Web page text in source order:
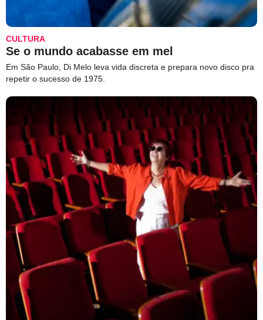
CULTURA
Se o mundo acabasse em mel
Em São Paulo, Di Melo leva vida discreta e prepara novo disco pra
repetir o sucesso de 1975.